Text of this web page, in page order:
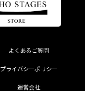
よくあるご質問
プライバシーポリシー
運営会社